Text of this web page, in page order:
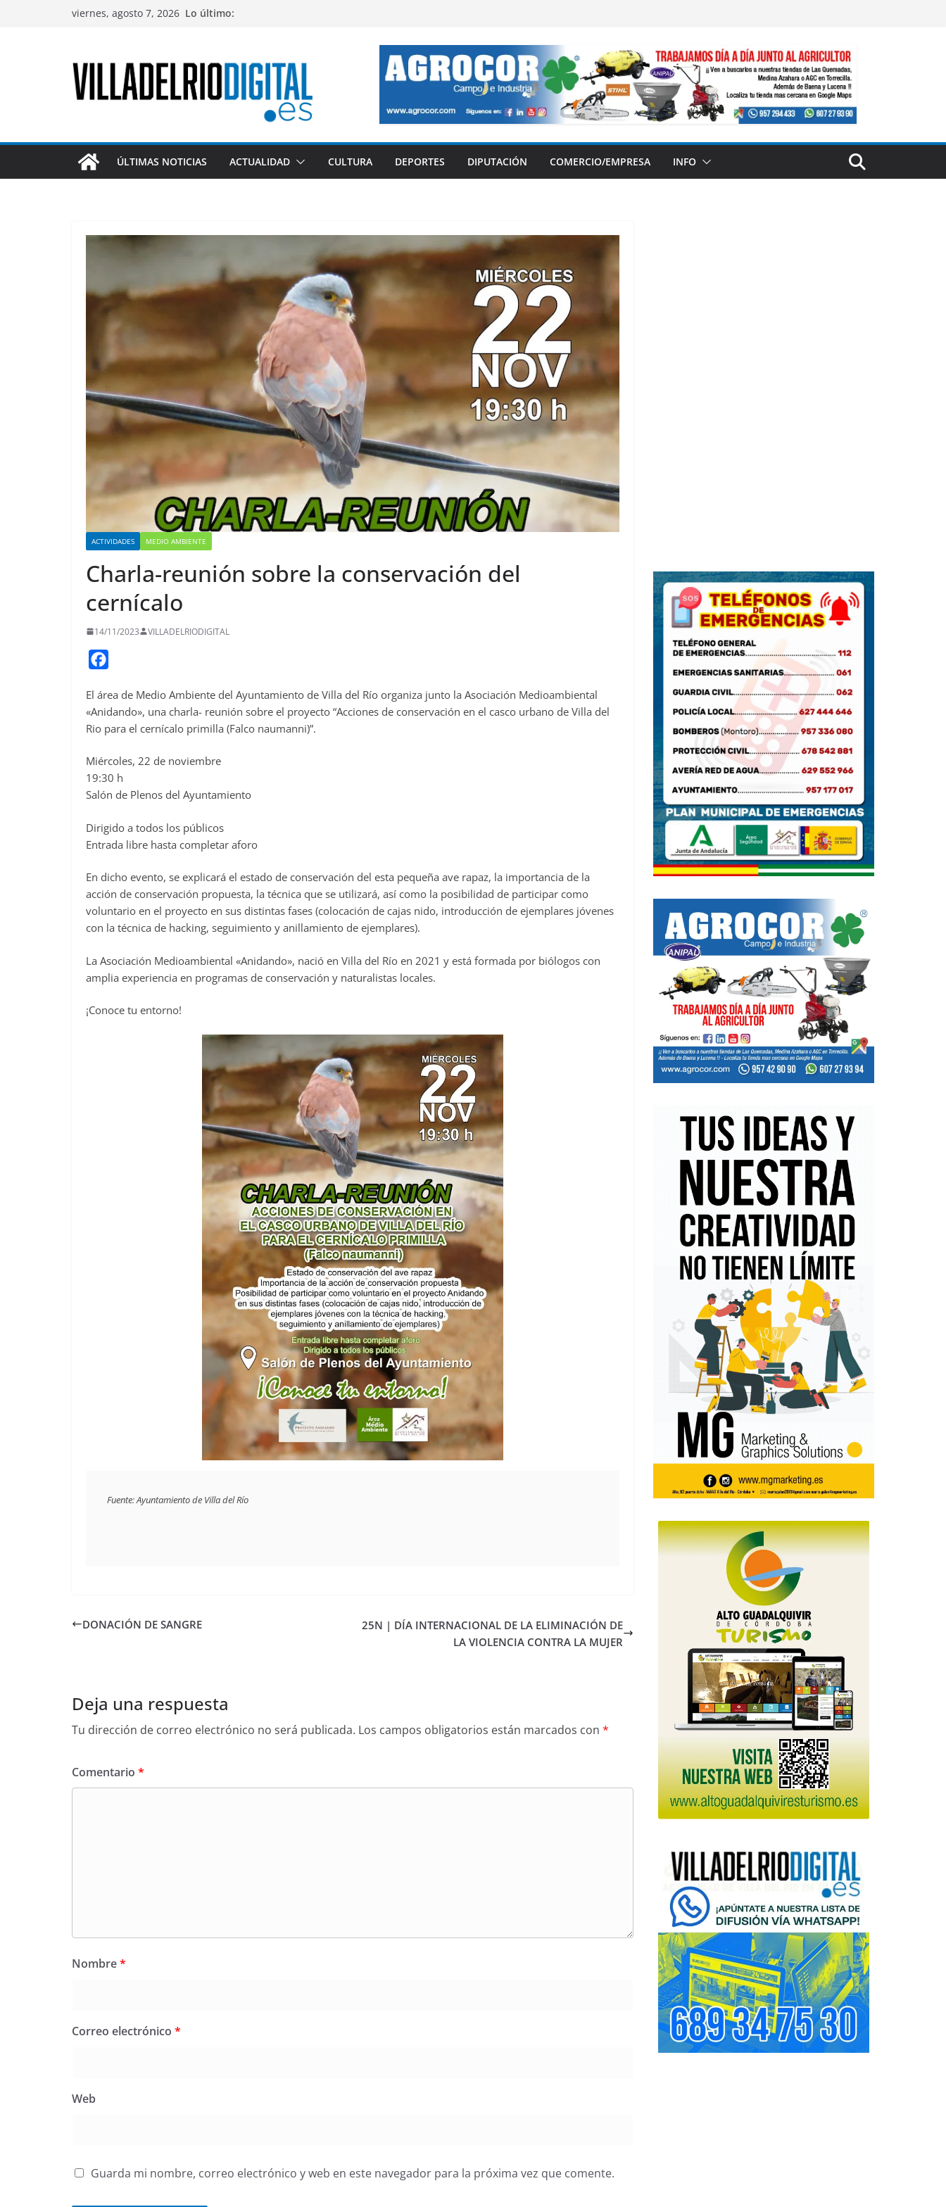
viernes, agosto 7, 2026 Lo último:
ÚLTIMAS NOTICIAS ACTUALIDAD CULTURA DEPORTES DIPUTACIÓN COMERCIO/EMPRESA INFO
ACTIVIDADES MEDIO AMBIENTE
Charla-reunión sobre la conservación del
cernícalo
14/11/2023 VILLADELRIODIGITAL
c
e
b
o
o
k
El área de Medio Ambiente del Ayuntamiento de Villa del Río organiza junto la Asociación Medioambiental
«Anidando», una charla- reunión sobre el proyecto “Acciones de conservación en el casco urbano de Villa del
Rio para el cernícalo primilla (Falco naumanni)”.
Miércoles, 22 de noviembre
19:30 h
Salón de Plenos del Ayuntamiento
Dirigido a todos los públicos
Entrada libre hasta completar aforo
En dicho evento, se explicará el estado de conservación del esta pequeña ave rapaz, la importancia de la
acción de conservación propuesta, la técnica que se utilizará, así como la posibilidad de participar como
voluntario en el proyecto en sus distintas fases (colocación de cajas nido, introducción de ejemplares jóvenes
con la técnica de hacking, seguimiento y anillamiento de ejemplares).
La Asociación Medioambiental «Anidando», nació en Villa del Río en 2021 y está formada por biólogos con
amplia experiencia en programas de conservación y naturalistas locales.
¡Conoce tu entorno!
Fuente: Ayuntamiento de Villa del Río
DONACIÓN DE SANGRE
25N | DÍA INTERNACIONAL DE LA ELIMINACIÓN DE
LA VIOLENCIA CONTRA LA MUJER
Deja una respuesta
Tu dirección de correo electrónico no será publicada. Los campos obligatorios están marcados con *
Comentario *
Nombre*
Correo electrónico *
Web
Guarda mi nombre, correo electrónico y web en este navegador para la próxima vez que comente.